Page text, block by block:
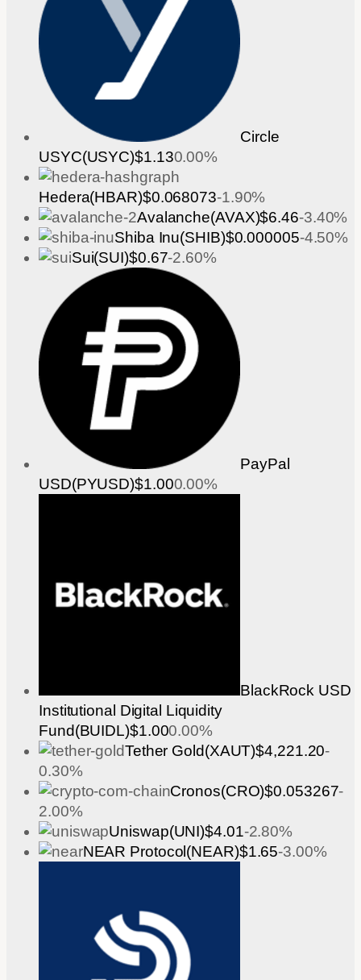
Circle
USYC(USYC)$1.130.00%
Hedera(HBAR)$0.068073-1.90%
Avalanche(AVAX)$6.46-3.40%
Shiba Inu(SHIB)$0.000005-4.50%
Sui(SUI)$0.67-2.60%
PayPal
USD(PYUSD)$1.000.00%
BlackRock USD
Institutional Digital Liquidity
Fund(BUIDL)$1.000.00%
Tether Gold(XAUT)$4,221.20-
0.30%
Cronos(CRO)$0.053267-
2.00%
Uniswap(UNI)$4.01-2.80%
NEAR Protocol(NEAR)$1.65-3.00%